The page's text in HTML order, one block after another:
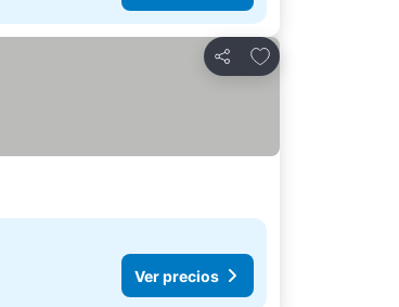
Compartir
Agregar a favoritos
Ver precios